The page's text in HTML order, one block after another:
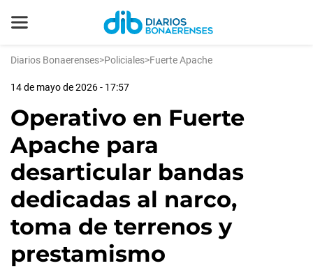
Diarios Bonaerenses>Policiales>Fuerte Apache
14 de mayo de 2026 - 17:57
Operativo en Fuerte
Apache para
desarticular bandas
dedicadas al narco,
toma de terrenos y
prestamismo